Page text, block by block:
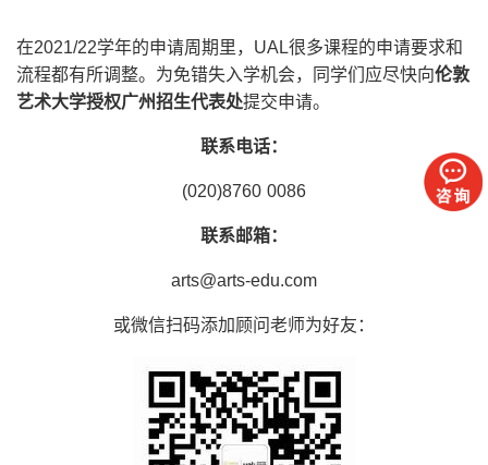
在2021/22学年的申请周期里，UAL很多课程的申请要求和
流程都有所调整。为免错失入学机会，同学们应尽快向伦敦
艺术大学授权广州招生代表处提交申请。
联系电话：
(020)8760 0086
联系邮箱：
arts@arts-edu.com
或微信扫码添加顾问老师为好友：